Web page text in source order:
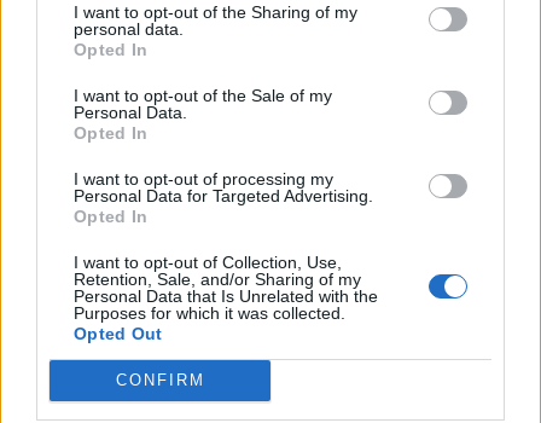
I want to opt-out of the Sharing of my
personal data.
Opted In
I want to opt-out of the Sale of my
Personal Data.
Opted In
I want to opt-out of processing my
Personal Data for Targeted Advertising.
Opted In
I want to opt-out of Collection, Use,
Retention, Sale, and/or Sharing of my
Personal Data that Is Unrelated with the
Purposes for which it was collected.
Opted Out
CONFIRM
Τάσεις
Όταν η παιδική ηλικία γίνεται content
strategy
Κάποτε τα παιδιά μεγάλωναν με οικογενειακά άλμπουμ. Τώρα
μεγαλώνουν με analytics, χορηγούς και stories. Η αθωότητα
απέκτησε ring light και το πρώτο κλάμα πιθανότατα έχει ήδη
ανέβει σε 4K.